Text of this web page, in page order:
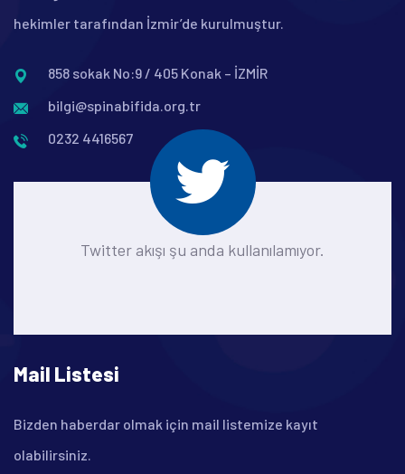
hekimler tarafından İzmir’de kurulmuştur.
858 sokak No:9 / 405 Konak – İZMİR
bilgi@spinabifida.org.tr
0232 4416567
Twitter akışı şu anda kullanılamıyor.
Mail Listesi
Bizden haberdar olmak için mail listemize kayıt
olabilirsiniz.